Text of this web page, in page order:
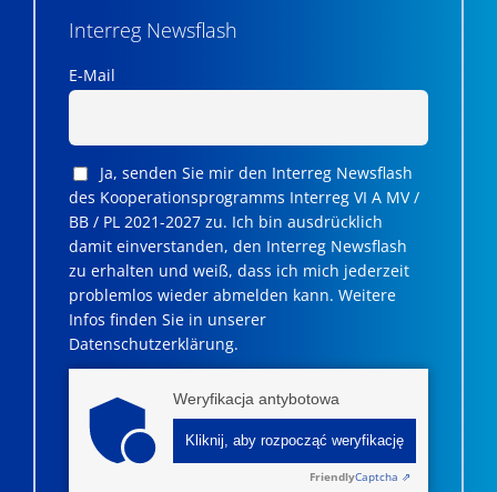
Interreg Newsflash
E-Mail
Ja, senden Sie mir den Interreg Newsflash
des Kooperationsprogramms Interreg VI A MV /
BB / PL 2021-2027 zu. Ich bin ausdrücklich
damit einverstanden, den Interreg Newsflash
zu erhalten und weiß, dass ich mich jederzeit
problemlos wieder abmelden kann. Weitere
Infos finden Sie in unserer
Datenschutzerklärung.
Weryfikacja antybotowa
Kliknij, aby rozpocząć weryfikację
FriendlyCaptcha ⇗